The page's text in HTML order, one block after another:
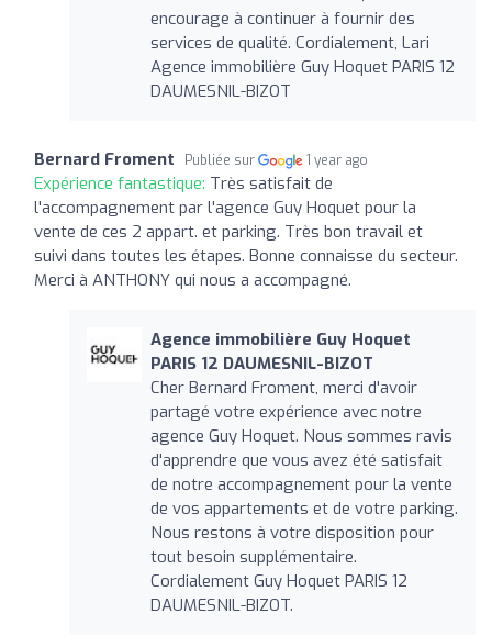
encourage à continuer à fournir des
services de qualité. Cordialement, Lari
Agence immobilière Guy Hoquet PARIS 12
DAUMESNIL-BIZOT
Bernard Froment Publiée sur 1 year ago
Expérience fantastique: Très satisfait de
l'accompagnement par l'agence Guy Hoquet pour la
vente de ces 2 appart. et parking. Très bon travail et
suivi dans toutes les étapes. Bonne connaisse du secteur.
Merci à ANTHONY qui nous a accompagné.
Agence immobilière Guy Hoquet
PARIS 12 DAUMESNIL-BIZOT
Cher Bernard Froment, merci d'avoir
partagé votre expérience avec notre
agence Guy Hoquet. Nous sommes ravis
d'apprendre que vous avez été satisfait
de notre accompagnement pour la vente
de vos appartements et de votre parking.
Nous restons à votre disposition pour
tout besoin supplémentaire.
Cordialement Guy Hoquet PARIS 12
DAUMESNIL-BIZOT.